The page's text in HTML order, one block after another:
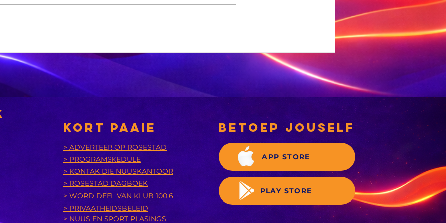
Xhariep kry
eers in 2031 'n
nuwe
munisipaliteit
‘ANC-
burgemeesterskandidate
is deeglik gekeur’
betoep jouself
APP STORE
PLAY STORE
KORT PAAIE
> ADVERTEER OP ROSESTAD
> PROGRAMSKEDULE
> KONTAK DIE NUUSKANTOOR
> ROSESTAD DAGBOEK
> WORD DEEL VAN KLUB 100.6
> PRIVAATHEIDSBELEID
> NUUS EN SPORT PLASINGS